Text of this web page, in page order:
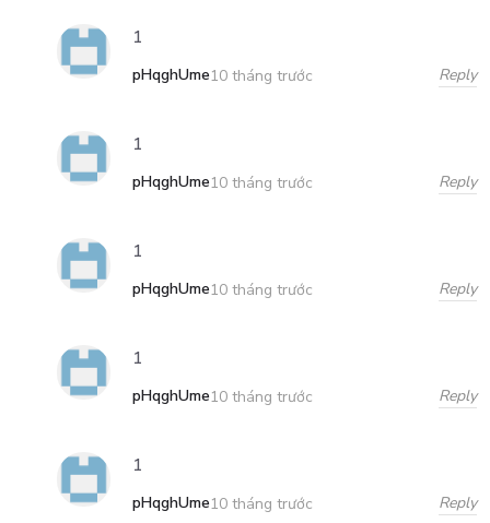
1
pHqghUme10 tháng trước Reply
1
pHqghUme10 tháng trước Reply
1
pHqghUme10 tháng trước Reply
1
pHqghUme10 tháng trước Reply
1
pHqghUme10 tháng trước Reply